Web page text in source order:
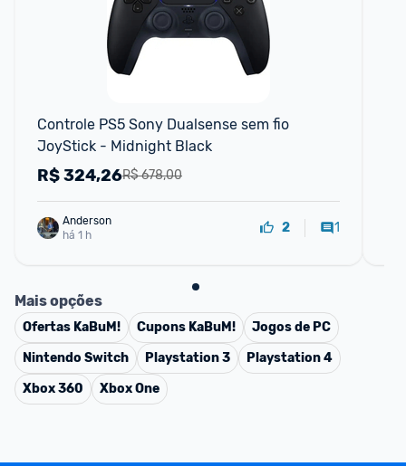
Controle PS5 Sony Dualsense sem fio
JoyStick - Midnight Black
R$ 678,00
R$324,26
Anderson
há 1 h
2 1
Mais opções
Ofertas KaBuM! Cupons KaBuM!
Jogos de PC
Nintendo Switch
Playstation 3
Playstation 4
Xbox 360
Xbox One